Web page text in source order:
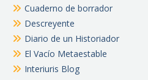
Cuaderno de borrador
Descreyente
Diario de un Historiador
El Vacío Metaestable
Interiuris Blog